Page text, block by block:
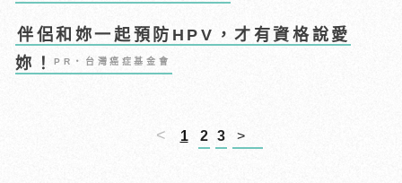
伴侶和妳一起預防HPV，才有資格說愛
妳！PR・台灣癌症基金會
< 1 2 3 >